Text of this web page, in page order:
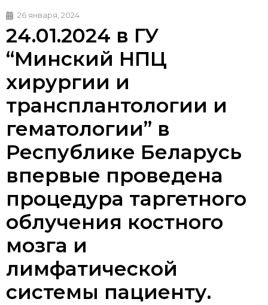
26 января, 2024
24.01.2024 в ГУ
“Минский НПЦ
хирургии и
трансплантологии и
гематологии” в
Республике Беларусь
впервые проведена
процедура таргетного
облучения костного
мозга и
лимфатической
системы пациенту.